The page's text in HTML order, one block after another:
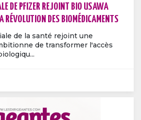
DE PFIZER REJOINT BIO USAWA
RÉVOLUTION DES BIOMÉDICAMENTS
de la santé rejoint une
de transformer l'accès